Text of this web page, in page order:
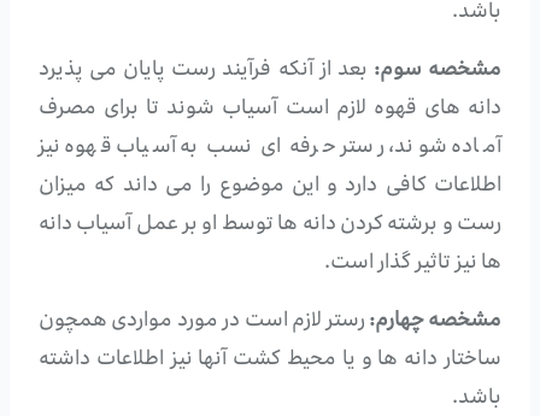
باشد.
مشخصه سوم: بعد از آنکه فرآیند رست پایان می پذیرد
دانه های قهوه لازم است آسیاب شوند تا برای مصرف
آماده شوند، رستر حرفه ای نسب به آسیاب قهوه نیز
اطلاعات کافی دارد و این موضوع را می داند که میزان
رست و برشته کردن دانه ها توسط او بر عمل آسیاب دانه
ها نیز تاثیر گذار است.
مشخصه چهارم:رستر لازم است در مورد مواردی همچون
ساختار دانه ها و یا محیط کشت آنها نیز اطلاعات داشته
باشد.